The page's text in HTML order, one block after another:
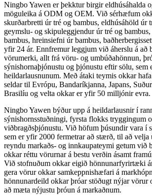
Ningbo Yawen er þekktur birgir eldhúsáhalda
möguleika á ODM og OEM. Við sérhæfum
skurðarbretti úr tré og bambus, eldhúsáhöld úr
geymslu- og skipuleggjendur úr tré og
bambus, hreinsiefni úr bambus,
yfir 24 ár. Ennfremur leggjum við áherslu á að
vörumerki, allt frá vöru- og umbúðahönnun,
sýnishornaþjónustu og þjónustu eftir sölu, sem
heildarlausnunum. Með átaki teymis okkar
seldar til Evrópu, Bandaríkjanna, Japans,
Brasilíu og velta okkar er yfir 50 milljónir evra.
Ningbo Yawen býður upp á heildarlausnir í
sýnishornsstuðningi, fyrsta flokks tryggingum
viðbragðsþjónustu. Við höfum þúsundir vara í
sem er yfir 2000 fermetrar að stærð, til að velja
reyndu markaðs- og innkaupateymi getum við
okkar réttu vörurnar á bestu verðin ásamt
Við stofnuðum okkar eigið hönnunarfyrirtæki
gera vörur okkar samkeppnishæfari á
hönnunardeild okkar þróar stöðugt nýjar vörur
að mæta nýjustu þróun á markaðnum.